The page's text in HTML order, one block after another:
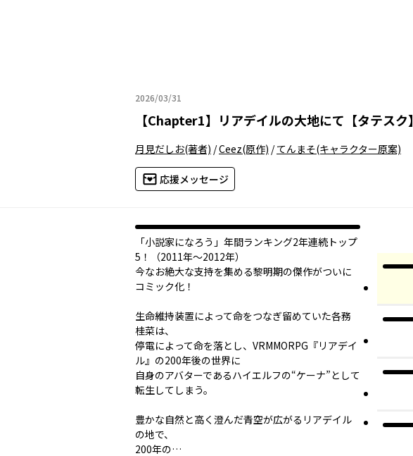
2026/03/31
2026年03月31日
【Chapter1】 リアデイルの大地にて【タテスク】
月見だしお(著者) /Ceez(原作) /てんまそ(キャラクター原案)
応援メッセージ
「小説家になろう」年間ランキング2年連続トップ
5！（2011年～2012年）
今なお絶大な支持を集める黎明期の傑作がついに
コミック化！
生命維持装置によって命をつなぎ留めていた各務
桂菜は、
停電によって命を落とし、VRMMORPG『リアデイ
ル』の200年後の世界に
自身のアバターであるハイエルフの“ケーナ”として
転生してしまう。
豊かな自然と高く澄んだ青空が広がるリアデイル
の地で、
200年の…